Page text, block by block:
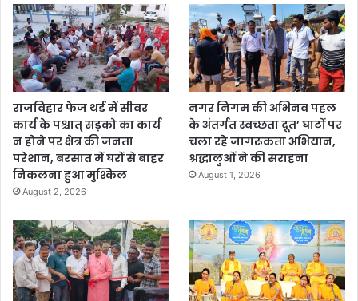
राजविहार फेज थर्ड में सीवर
कार्य के पश्चात् सड़को का कार्य
न होने पर क्षेत्र की जनता
परेशान, बरसात में घरों से बाहर
निकलना हुआ मुश्किल
August 2, 2026
नगर निगम की अभिनव पहल
के अंतर्गत स्वच्छता दूत’ घाटों पर
चला रहे जागरूकता अभियान,
श्रद्धालुओं ने की सराहना
August 1, 2026